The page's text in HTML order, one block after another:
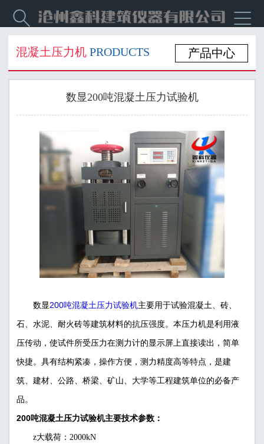


混凝土压力机PRODUCTS 产品中心
数显200吨混凝土压力试验机
数显200吨混凝土压力试验机主要用于试验混凝土、砖、
石、水泥、耐火砖等建筑材料的抗压强度。本压力机是利用液
压传动，使试件所受压力在测力计的显示屏上直接读出，简单
快捷。具有结构紧凑，操作方便，测力精度高等特点，是建
筑、建材、公路、桥梁、矿山、大学等工程建筑单位的必备产
品。
200吨混凝土压力试验机主要技术参数：
z大载荷：2000kN